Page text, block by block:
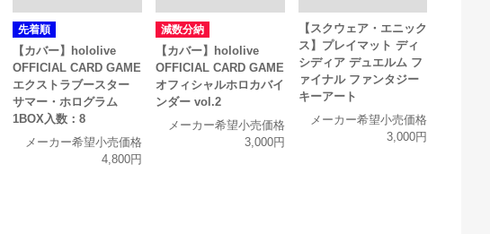
先着順
【カバー】hololive
OFFICIAL CARD GAME
エクストラブースター
サマー・ホログラム
1BOX入数：8
メーカー希望小売価格
4,800円
減数分納
【カバー】hololive
OFFICIAL CARD GAME
オフィシャルホロカバイ
ンダー vol.2
メーカー希望小売価格
3,000円
【スクウェア・エニック
ス】プレイマット ディ
シディア デュエルム フ
ァイナル ファンタジー
キーアート
メーカー希望小売価格
3,000円